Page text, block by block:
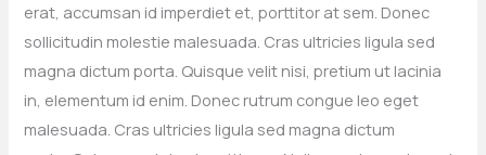
erat, accumsan id imperdiet et, porttitor at sem. Donec
sollicitudin molestie malesuada. Cras ultricies ligula sed
magna dictum porta. Quisque velit nisi, pretium ut lacinia
in, elementum id enim. Donec rutrum congue leo eget
malesuada. Cras ultricies ligula sed magna dictum